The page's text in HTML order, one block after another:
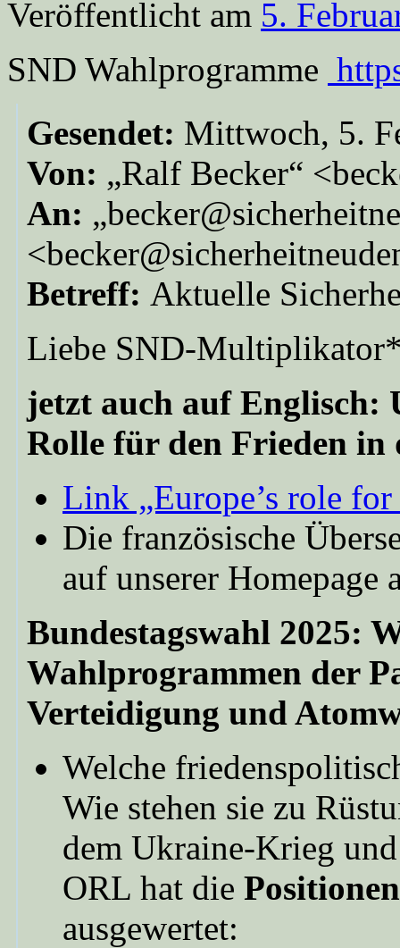
Veröffentlicht am 5.
SND Wahlprogramme
Gesendet: Mittwoch, 5.
Von: „Ralf Becker“
An:
Betreff: Aktuelle
Liebe SND-
jetzt auch auf Englisch:
Rolle für den Frieden in
Link „Europe’s role
Die französische
auf unserer Homepage
Bundestagswahl 2025:
Wahlprogrammen der
Verteidigung und
Welche
Wie stehen sie zu
dem Ukraine-Krieg
ORL hat die
ausgewertet: